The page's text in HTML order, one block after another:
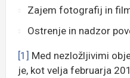
Zajem fotografij in
Ostrenje in nadzor
[1] Med nezložljivimi
je, kot velja februarja